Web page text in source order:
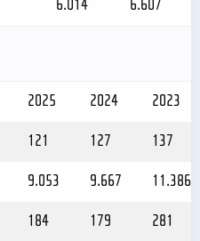
6.014 6.607
2025 2024 2023
121 127 137
9.053 9.667 11.386
184 179 281